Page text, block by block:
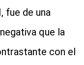
fue de una
que la
con el